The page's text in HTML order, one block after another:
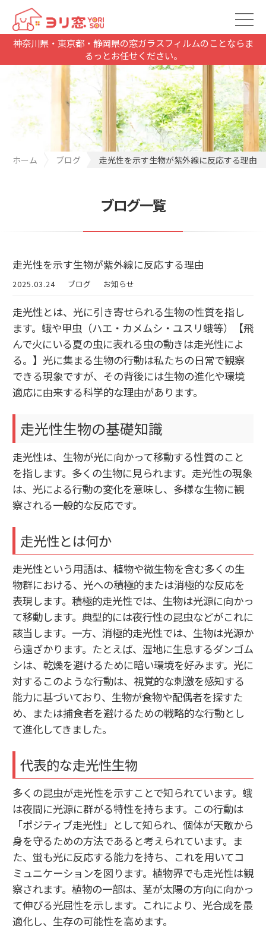
神奈川県・東京都・静岡県の窓ガラスフィルムのことならま
るっとお任せください。
ホーム ブログ 走光性を示す生物が紫外線に反応する理由
ブログ一覧
走光性を示す生物が紫外線に反応する理由
2025.03.24 ブログ お知らせ
走光性とは、光に引き寄せられる生物の性質を指し
ます。蛾や甲虫（ハエ・カメムシ・ユスリ蛾等）【飛
んで火にいる夏の虫に表れる虫の動きは走光性によ
る。】光に集まる生物の行動は私たちの日常で観察
できる現象ですが、その背後には生物の進化や環境
適応に由来する科学的な理由があります。
走光性生物の基礎知識
走光性は、生物が光に向かって移動する性質のこと
を指します。多くの生物に見られます。走光性の現象
は、光による行動の変化を意味し、多様な生物に観
察される一般的な反応です。
走光性とは何か
走光性という用語は、植物や微生物を含む多くの生
物群における、光への積極的または消極的な反応を
表現します。積極的走光性では、生物は光源に向かっ
て移動します。典型的には夜行性の昆虫などがこれに
該当します。一方、消極的走光性では、生物は光源か
ら遠ざかります。たとえば、湿地に生息するダンゴム
シは、乾燥を避けるために暗い環境を好みます。光に
対するこのような行動は、視覚的な刺激を感知する
能力に基づいており、生物が食物や配偶者を探すた
め、または捕食者を避けるための戦略的な行動とし
て進化してきました。
代表的な走光性生物
多くの昆虫が走光性を示すことで知られています。蛾
は夜間に光源に群がる特性を持ちます。この行動は
「ポジティブ走光性」として知られ、個体が天敵から
身を守るための方法であると考えられています。ま
た、蛍も光に反応する能力を持ち、これを用いてコ
ミュニケーションを図ります。植物界でも走光性は観
察されます。植物の一部は、茎が太陽の方向に向かっ
て伸びる光屈性を示します。これにより、光合成を最
適化し、生存の可能性を高めます。